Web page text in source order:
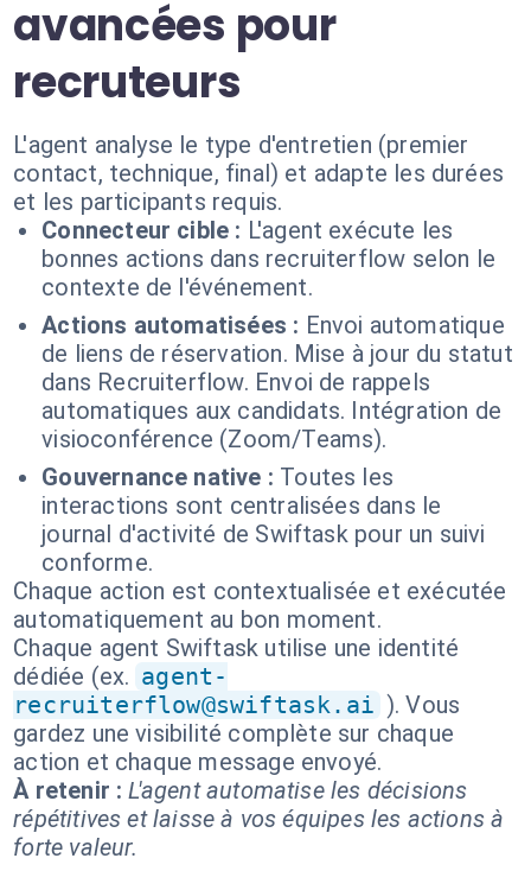
avancées pour
recruteurs
L'agent analyse le type d'entretien (premier
contact, technique, final) et adapte les durées
et les participants requis.
Connecteur cible : L'agent exécute les
bonnes actions dans recruiterflow selon le
contexte de l'événement.
Actions automatisées : Envoi automatique
de liens de réservation. Mise à jour du statut
dans Recruiterflow. Envoi de rappels
automatiques aux candidats. Intégration de
visioconférence (Zoom/Teams).
Gouvernance native : Toutes les
interactions sont centralisées dans le
journal d'activité de Swiftask pour un suivi
conforme.
Chaque action est contextualisée et exécutée
automatiquement au bon moment.
Chaque agent Swiftask utilise une identité
dédiée (ex. agent-
recruiterflow@swiftask.ai ). Vous
gardez une visibilité complète sur chaque
action et chaque message envoyé.
À retenir : L'agent automatise les décisions
répétitives et laisse à vos équipes les actions à
forte valeur.